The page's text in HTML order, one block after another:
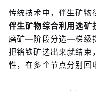
传统技术中，伴生矿物
伴生矿物综合利用选矿
磨矿—阶段分选—梯级
把铬铁矿选出来就结束
性，在多个节点分别回